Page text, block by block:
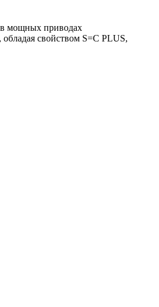
мощных приводах
свойством S=C PLUS,